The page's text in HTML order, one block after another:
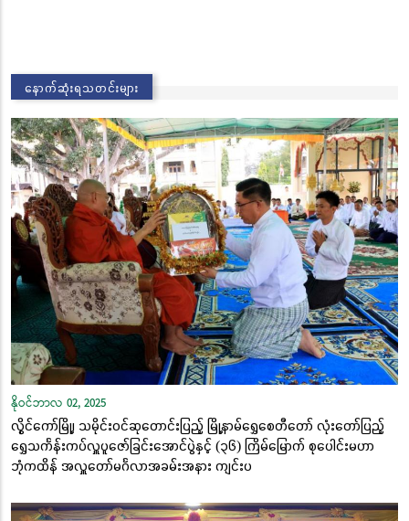
နောက်ဆုံးရသတင်းများ
နိုဝင်ဘာလ 02, 2025
လွိုင်ကော်မြို့၊ သမိုင်းဝင်ဆုတောင်းပြည့် မြို့နာမ်ရွှေစေတီတော် လုံးတော်ပြည့်
ရွှေသင်္ကန်းကပ်လှူပူဇော်ခြင်းအောင်ပွဲနှင့် (၃၆) ကြိမ်မြောက် စုပေါင်းမဟာ
ဘုံကထိန် အလှူတော်မင်္ဂလာအခမ်းအနား ကျင်းပ